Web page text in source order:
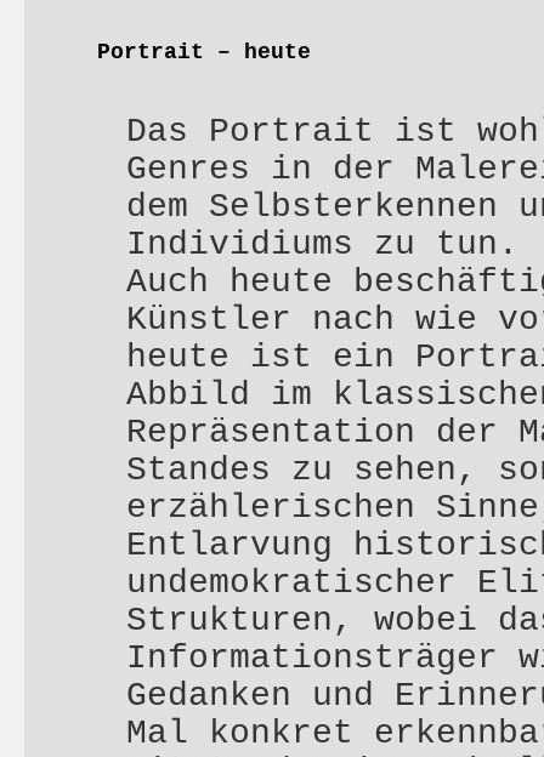
Portrait – heute
Das Portrait ist
Genres in der
dem Selbsterkennen
Individiums zu tun.
Auch heute
Künstler nach wie
heute ist ein
Abbild im klassischen
Repräsentation der
Standes zu sehen,
erzählerischen
Entlarvung
undemokratischer
Strukturen, wobei
Informationsträger
Gedanken und
Mal konkret